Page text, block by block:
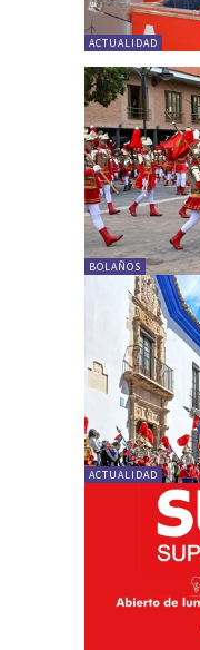
ACTUALIDAD
BOLAÑOS
ACTUALIDAD